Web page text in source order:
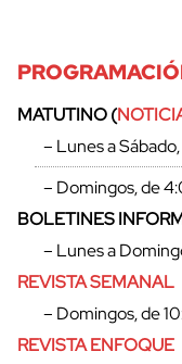
MATUTINO (
– Lunes a
– Domingos, de
BOLETINES
– Lunes a
REVISTA SEMANAL
– Domingos, de
REVISTA ENFOQUE